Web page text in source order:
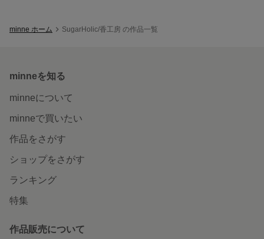
minne ホーム SugarHolic/香工房 の作品一覧
minneを知る
minneについて
minneで買いたい
作品をさがす
ショップをさがす
ランキング
特集
作品販売について